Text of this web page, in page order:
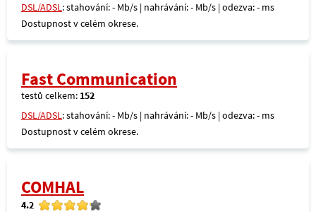
DSL/ADSL: stahování: - Mb/s | nahrávání: - Mb/s | odezva: - ms
Dostupnost v celém okrese.
Fast Communication
testů celkem: 152
DSL/ADSL: stahování: - Mb/s | nahrávání: - Mb/s | odezva: - ms
Dostupnost v celém okrese.
COMHAL
4.2